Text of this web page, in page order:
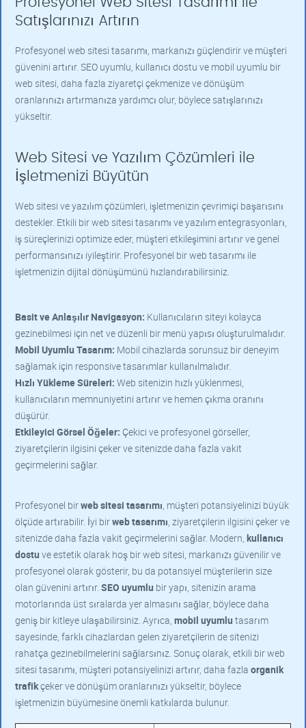
Satışlarınızı Artırın
Profesyonel web sitesi tasarımı, markanızı güçlendirir ve müşteri
güvenini artırır. SEO uyumlu, kullanıcı dostu ve mobil uyumlu bir
web sitesi, daha fazla ziyaretçi çekmenize ve dönüşüm
oranlarınızı artırmanıza yardımcı olur, böylece satışlarınızı
yükseltir.
Web Sitesi ve Yazılım Çözümleri ile
İşletmenizi Büyütün
Web sitesi ve yazılım çözümleri, işletmenizin çevrimiçi başarısını
destekler. Etkili bir web sitesi tasarımı ve yazılım entegrasyonları,
iş süreçlerinizi optimize eder, müşteri etkileşimini artırır ve genel
performansınızı iyileştirir. Profesyonel bir web tasarımı ile
işletmenizin dijital dönüşümünü hızlandırabilirsiniz.
Basit ve Anlaşılır Navigasyon: Kullanıcıların siteyi kolayca
gezinebilmesi için net ve düzenli bir menü yapısı oluşturulmalıdır.
Mobil Uyumlu Tasarım: Mobil cihazlarda sorunsuz bir deneyim
sağlamak için responsive tasarımlar kullanılmalıdır.
Hızlı Yükleme Süreleri: Web sitenizin hızlı yüklenmesi,
kullanıcıların memnuniyetini artırır ve hemen çıkma oranını
düşürür.
Etkileyici Görsel Öğeler: Çekici ve profesyonel görseller,
ziyaretçilerin ilgisini çeker ve sitenizde daha fazla vakit
geçirmelerini sağlar.
Profesyonel birweb sitesi tasarımı, müşteri potansiyelinizi büyük
ölçüde artırabilir. İyi birweb tasarımı, ziyaretçilerin ilgisini çeker ve
sitenizde daha fazla vakit geçirmelerini sağlar. Modern, kullanıcı
dostu ve estetik olarak hoş bir web sitesi, markanızı güvenilir ve
profesyonel olarak gösterir, bu da potansiyel müşterilerin size
olan güvenini artırır. SEO uyumlu bir yapı, sitenizin arama
motorlarında üst sıralarda yer almasını sağlar, böylece daha
geniş bir kitleye ulaşabilirsiniz. Ayrıca, mobil uyumlu tasarım
sayesinde, farklı cihazlardan gelen ziyaretçilerin de sitenizi
rahatça gezinebilmelerini sağlarsınız. Sonuç olarak, etkili bir web
sitesi tasarımı, müşteri potansiyelinizi artırır, daha fazla organik
trafikçeker ve dönüşüm oranlarınızı yükseltir, böylece
işletmenizin büyümesine önemli katkılarda bulunur.